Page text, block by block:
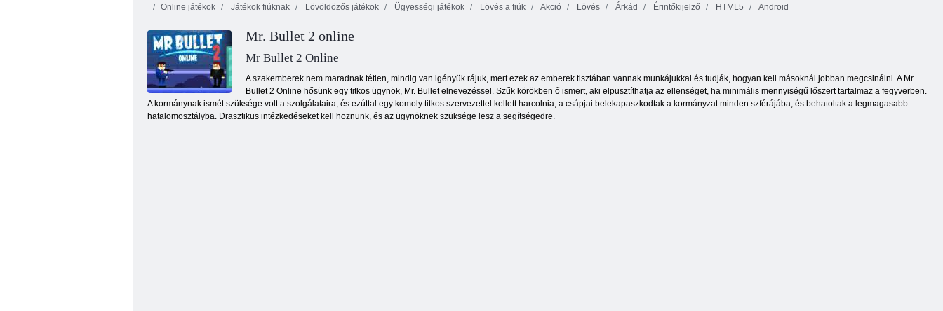
Indi ágyú
Jetpack Mester
Online játékok Játékok fiúknak Lövöldözős játékok Ügyességi játékok Lövés a fiúk Akció Lövés Árkád Érintőkijelző HTML5 Android
Mr. Bullet 2 online
Mr Bullet 2 Online
A szakemberek nem maradnak tétlen, mindig van igényük rájuk, mert ezek az emberek tisztában vannak munkájukkal és tudják, hogyan kell másoknál jobban megcsinálni. A Mr.
Bullet 2 Online hősünk egy titkos ügynök, Mr. Bullet elnevezéssel. Szűk körökben ő ismert, aki elpusztíthatja az ellenséget, ha minimális mennyiségű lőszert tartalmaz a fegyverben.
A kormánynak ismét szüksége volt a szolgálataira, és ezúttal egy komoly titkos szervezettel kellett harcolnia, a csápjai belekapaszkodtak a kormányzat minden szférájába, és behatoltak a legmagasabb
hatalomosztályba. Drasztikus intézkedéseket kell hoznunk, és az ügynöknek szüksége lesz a segítségedre.